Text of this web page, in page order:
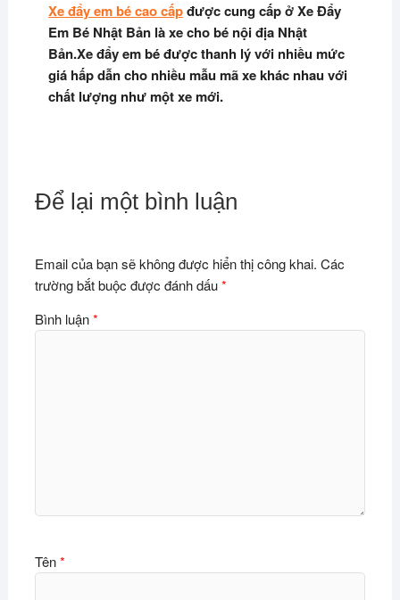
Xe đẩy em bé cao cấpđược cung cấp ở Xe Đẩy
Em Bé Nhật Bản là xe cho bé nội địa Nhật
Bản.Xe đẩy em bé được thanh lý với nhiều mức
giá hấp dẫn cho nhiều mẫu mã xe khác nhau với
chất lượng như một xe mới.
Để lại một bình luận
Email của bạn sẽ không được hiển thị công khai. Các
trường bắt buộc được đánh dấu*
Bình luận*
Tên*